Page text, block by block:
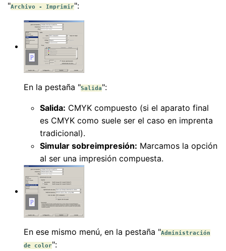
"Archivo - Imprimir":
En la pestaña "Salida":
Salida: CMYK compuesto (si el aparato final
es CMYK como suele ser el caso en imprenta
tradicional).
Simular sobreimpresión: Marcamos la opción
al ser una impresión compuesta.
En ese mismo menú, en la pestaña "Administración
de color":